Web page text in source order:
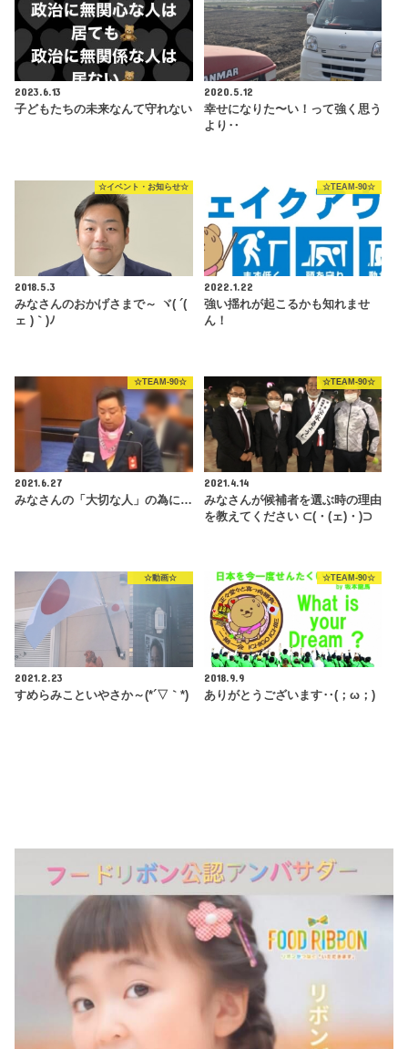
2023.6.13
子どもたちの未来なんて守れない
2020.5.12
幸せになりた〜い！って強く思う
より‥
☆イベント・お知らせ☆
2018.5.3
みなさんのおかげさまで～ ヾ( ´(
ェ )｀)ﾉ
☆TEAM-90☆
2022.1.22
強い揺れが起こるかも知れませ
ん！
☆TEAM-90☆
2021.6.27
みなさんの「大切な人」の為に…
☆TEAM-90☆
2021.4.14
みなさんが候補者を選ぶ時の理由
を教えてください ⊂(・(ェ)・)⊃
☆動画☆
2021.2.23
すめらみこといやさか～(*´▽｀*)
☆TEAM-90☆
2018.9.9
ありがとうございます‥(；ω；)